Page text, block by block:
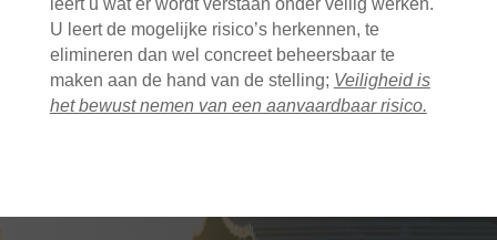
U leert de mogelijke risico’s herkennen, te
elimineren dan wel concreet beheersbaar te
maken aan de hand van de stelling; Veiligheid is
het bewust nemen van een aanvaardbaar risico.